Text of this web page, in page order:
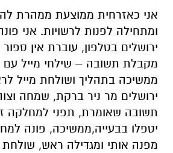
אני כאזרחית ממוצעת ממהרת
ומתחילה לפנות לרשויות. אני
ירושלים בטלפון, עוברת אין
מקבלת תשובה – שילחי מייל
ממשיכה בתהליך ושולחת מייל
ירושלים מר ניר ברקת, שמחה
תשובה שאומרת, תפני למחלקה
יטפלו בבעייה,ממשיכה, פונה
מפנה אותי ומגדילה ראש, שולחת